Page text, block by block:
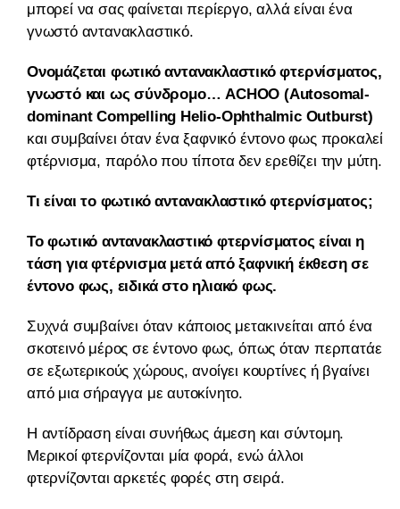
μπορεί να σας φαίνεται περίεργο, αλλά είναι ένα
γνωστό αντανακλαστικό.
Ονομάζεται φωτικό αντανακλαστικό φτερνίσματος,
γνωστό και ως σύνδρομο… ACHOO (Autosomal-
dominant Compelling Helio-Ophthalmic Outburst)
και συμβαίνει όταν ένα ξαφνικό έντονο φως προκαλεί
φτέρνισμα, παρόλο που τίποτα δεν ερεθίζει την μύτη.
Τι είναι το φωτικό αντανακλαστικό φτερνίσματος;
Το φωτικό αντανακλαστικό φτερνίσματος είναι η
τάση για φτέρνισμα μετά από ξαφνική έκθεση σε
έντονο φως, ειδικά στο ηλιακό φως.
Συχνά συμβαίνει όταν κάποιος μετακινείται από ένα
σκοτεινό μέρος σε έντονο φως, όπως όταν περπατάει
σε εξωτερικούς χώρους, ανοίγει κουρτίνες ή βγαίνει
από μια σήραγγα με αυτοκίνητο.
Η αντίδραση είναι συνήθως άμεση και σύντομη.
Μερικοί φτερνίζονται μία φορά, ενώ άλλοι
φτερνίζονται αρκετές φορές στη σειρά.